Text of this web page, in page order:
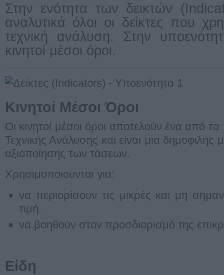
Στην ενότητα των δεικτών
αναλυτικά όλοι οι δείκτες που
τεχνική ανάλυση. Στην
κινητοί μέσοι όροι.
Κινητοί Μέσοι Όροι
Οι κινητοί μέσοι όροι αποτελούν ένα από
Τεχνικής Ανάλυσης και είναι μια
αξιοποίησης των τάσεων.
Χρησιμοποιούνται για:
να περιορίσουν τις μικρές και μη
τιμή.
να βοηθούν στον προσδιορισμό της
Είδη